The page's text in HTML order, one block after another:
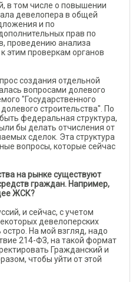
в том числе о повышении
девелопера в общей
и по
прав по
проведению анализа
этим проверкам органов
создания отдельной
вопросами долевого
"Государственного
строительства". По
федеральная структура,
бы делать отчисления от
сделок. Эта структура
вопросы, которые сейчас
на рынке существуют
граждан. Например,
ЖСК?
и сейчас, с учетом
девелоперских
остро. На мой взгляд, надо
214-ФЗ, на такой формат
Гражданский и
чтобы уйти от этой